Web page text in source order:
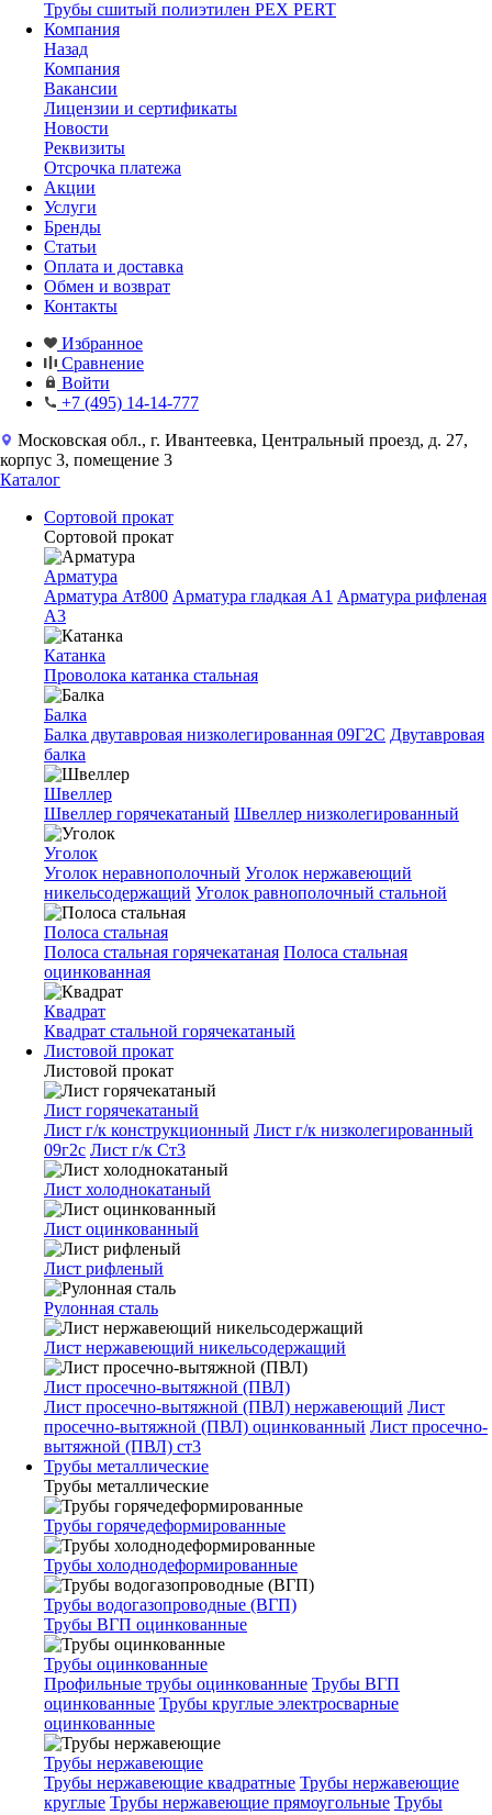
Трубы сшитый полиэтилен PEX PERT
Компания
Назад
Компания
Вакансии
Лицензии и сертификаты
Новости
Реквизиты
Отсрочка платежа
Акции
Услуги
Бренды
Статьи
Оплата и доставка
Обмен и возврат
Контакты
Избранное
Сравнение
Войти
+7 (495) 14-14-777
Московская обл., г. Ивантеевка, Центральный проезд, д. 27,
корпус 3, помещение 3
Каталог
Сортовой прокат
Сортовой прокат
Арматура
Арматура Ат800 Арматура гладкая A1 Арматура рифленая
A3
Катанка
Проволока катанка стальная
Балка
Балка двутавровая низколегированная 09Г2С Двутавровая
балка
Швеллер
Швеллер горячекатаный Швеллер низколегированный
Уголок
Уголок неравнополочный Уголок нержавеющий
никельсодержащий Уголок равнополочный стальной
Полоса стальная
Полоса стальная горячекатаная Полоса стальная
оцинкованная
Квадрат
Квадрат стальной горячекатаный
Листовой прокат
Листовой прокат
Лист горячекатаный
Лист г/к конструкционный Лист г/к низколегированный
09г2с Лист г/к Ст3
Лист холоднокатаный
Лист оцинкованный
Лист рифленый
Рулонная сталь
Лист нержавеющий никельсодержащий
Лист просечно-вытяжной (ПВЛ)
Лист просечно-вытяжной (ПВЛ) нержавеющий Лист
просечно-вытяжной (ПВЛ) оцинкованный Лист просечно-
вытяжной (ПВЛ) ст3
Трубы металлические
Трубы металлические
Трубы горячедеформированные
Трубы холоднодеформированные
Трубы водогазопроводные (ВГП)
Трубы ВГП оцинкованные
Трубы оцинкованные
Профильные трубы оцинкованные Трубы ВГП
оцинкованные Трубы круглые электросварные
оцинкованные
Трубы нержавеющие
Трубы нержавеющие квадратные Трубы нержавеющие
круглые Трубы нержавеющие прямоугольные Трубы